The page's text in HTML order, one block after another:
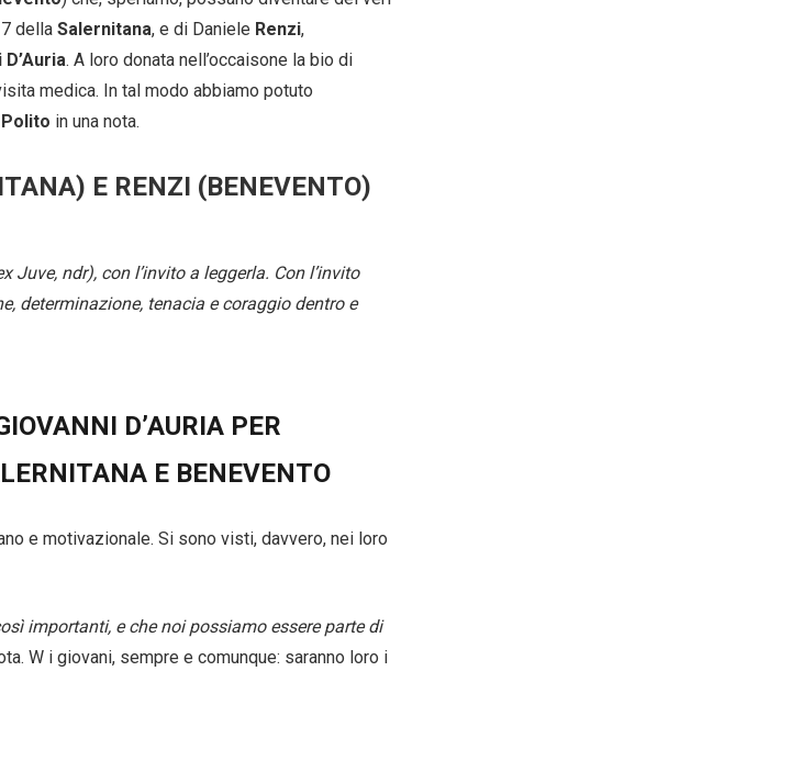
Calciomercato
CLASSIFICA
SERIE B
Contatti
→
della Salernitana, e di Daniele Renzi,
. A loro donata nell’occaisone la bio di
medica. In tal modo abbiamo potuto
in una nota.
E RENZI (BENEVENTO)
Juve, ndr), con l’invito a leggerla. Con l’invito
determinazione, tenacia e coraggio dentro e
D’AURIA PER
E BENEVENTO
e motivazionale. Si sono visti, davvero, nei loro
importanti, e che noi possiamo essere parte di
W i giovani, sempre e comunque: saranno loro i